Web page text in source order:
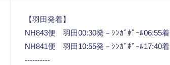
【羽田発着】
NH843便 羽田00:30発－ｼﾝｶﾞﾎﾟｰﾙ06:55着
NH841便 羽田10:55発－ｼﾝｶﾞﾎﾟｰﾙ17:40着
----------